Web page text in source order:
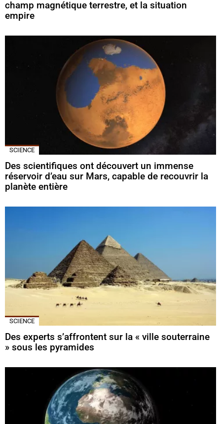
champ magnétique terrestre, et la situation
empire
SCIENCE
Des scientifiques ont découvert un immense
réservoir d’eau sur Mars, capable de recouvrir la
planète entière
SCIENCE
Des experts s’affrontent sur la « ville souterraine
» sous les pyramides